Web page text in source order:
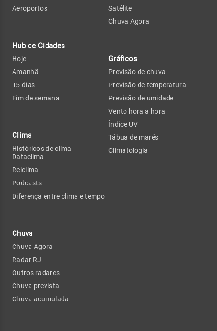
Aeroportos
Hub de Cidades
Hoje
Amanhã
15 dias
Fim de semana
Clima
Históricos de clima -
Dataclima
Relclima
Podcasts
Diferença entre clima e tempo
Chuva
Chuva Agora
Radar RJ
Outros radares
Chuva prevista
Chuva acumulada
Satélite
Chuva Agora
Gráficos
Previsão de chuva
Previsão de temperatura
Previsão de umidade
Vento hora a hora
Índice UV
Tábua de marés
Climatologia